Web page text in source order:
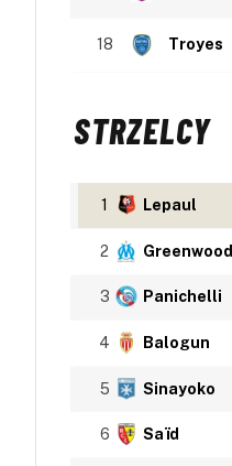
18 Troyes
STRZELCY
1 Lepaul
2 Greenwood
3 Panichelli
4 Balogun
5 Sinayoko
6 Saïd